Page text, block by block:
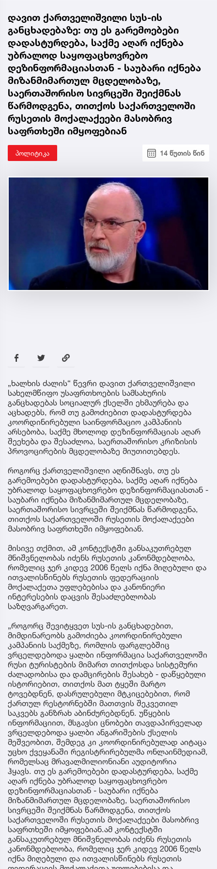
დავით ქართველიშვილი სუს-ის
განცხადებაზე: თუ ეს გარემოებები
დადასტურდება, საქმე აღარ იქნება
უბრალოდ საყოფაცხოვრებო
დეზინფორმაციასთან - საუბარი იქნება
მიზანმიმართულ მცდელობაზე,
საერთაშორისო სივრცეში შეიქმნას
წარმოდგენა, თითქოს საქართველოში
რუსეთის მოქალაქეები მასობრივ
საფრთხეში იმყოფებიან
პოლიტიკა 14 წუთის წინ
„ხალხის ძალის“ წევრი დავით ქართველიშვილი
სახელმწიფო უსაფრთხოების სამსახურის
განცხადებას სოციალურ ქსელში ეხმაურება და
აცხადებს, რომ თუ გამოძიებით დადასტურდება
კოორდინირებული საინფორმაციო კამპანიის
არსებობა, საქმე მხოლოდ დეზინფორმაციას აღარ
შეეხება და შესაძლოა, საერთაშორისო კრიზისის
პროვოცირების მცდელობაზე მიუთითებდეს.
როგორც ქართველიშვილი აღნიშნავს, თუ ეს
გარემოებები დადასტურდება, საქმე აღარ იქნება
უბრალოდ საყოფაცხოვრებო დეზინფორმაციასთან -
საუბარი იქნება მიზანმიმართულ მცდელობაზე,
საერთაშორისო სივრცეში შეიქმნას წარმოდგენა,
თითქოს საქართველოში რუსეთის მოქალაქეები
მასობრივ საფრთხეში იმყოფებიან.
მისივე თქმით, ამ კონტექსტში განსაკუთრებულ
მნიშვნელობას იძენს რუსეთის კანონმდებლობა,
რომელიც ჯერ კიდევ 2006 წელს იქნა მიღებული და
ითვალისწინებს რუსეთის ფედერაციის
მოქალაქეთა უფლებებისა და კანონიერი
ინტერესების დაცვის შესაძლებლობას
საზღვარგარეთ.
„როგორც შევიტყვეთ სუს-ის განცხადებით,
მიმდინარეობს გამოძიება კოორდინირებული
კამპანიის საქმეზე, რომლის ფარგლებშიც
ვრცელდებოდა ყალბი ინფორმაცია საქართველოში
რუსი ტურისტების მიმართ თითქოსდა სისტემური
ძალადობისა და დამცირების შესახებ - დაწყებული
ისტორიებით, თითქოს მათ ტყეში მარტო
ტოვებდნენ, დასრულებული მტკიცებებით, რომ
ქართულ რესტორნებში მათთვის შეკვეთილ
საკვებს განზრახ აბინძურებდნენ. უწყების
ინფორმაციით, მსგავსი ცნობები თავდაპირველად
ვრცელდებოდა ყალბი ანგარიშების ქსელის
მეშვეობით, შემდეგ კი კოორდინირებულად აიტაცა
უცხო ქვეყანაში რეგისტრირებულმა ონლაინმედიამ,
რომელსაც მრავალმილიონიანი აუდიტორია
ჰყავს. თუ ეს გარემოებები დადასტურდება, საქმე
აღარ იქნება უბრალოდ საყოფაცხოვრებო
დეზინფორმაციასთან - საუბარი იქნება
მიზანმიმართულ მცდელობაზე, საერთაშორისო
სივრცეში შეიქმნას წარმოდგენა, თითქოს
საქართველოში რუსეთის მოქალაქეები მასობრივ
საფრთხეში იმყოფებიან.ამ კონტექსტში
განსაკუთრებულ მნიშვნელობას იძენს რუსეთის
კანონმდებლობა, რომელიც ჯერ კიდევ 2006 წელს
იქნა მიღებული და ითვალისწინებს რუსეთის